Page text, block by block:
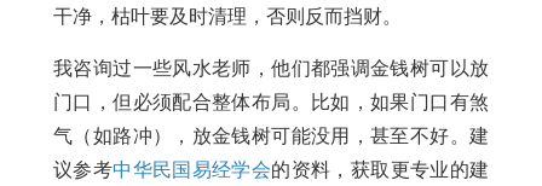
干净，枯叶要及时清理，否则反而挡财。
我咨询过一些风水老师，他们都强调金钱树可以放
门口，但必须配合整体布局。比如，如果门口有煞
气（如路冲），放金钱树可能没用，甚至不好。建
议参考中华民国易经学会的资料，获取更专业的建